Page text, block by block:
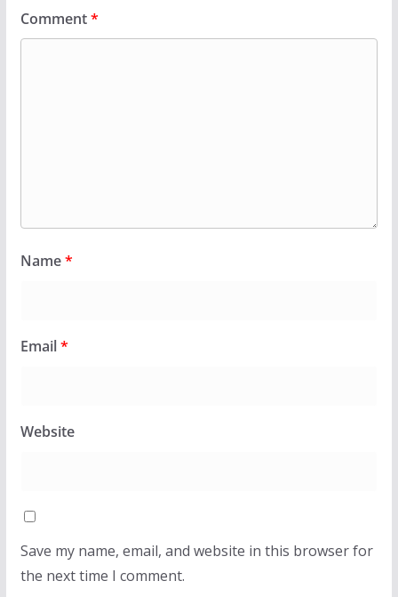
Comment*
Name*
Email*
Website
Save my name, email, and website in this browser for
the next time I comment.